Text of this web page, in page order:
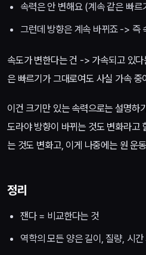
속력은 안 변해요 (계속 같은 빠르
그런데 방향은 계속 바뀌죠 -> 즉
속도가 변한다는 건 -> 가속되고 있
은 빠르기가 그대로여도 사실 가속 중
이건 크기만 있는 속력으로는 설명하
도라야 방향이 바뀌는 것도 변화라고
는 것도 변화고, 이게 나중에는 원 운
정리
잰다 = 비교한다는 것
역학의 모든 양은 길이, 질량, 시